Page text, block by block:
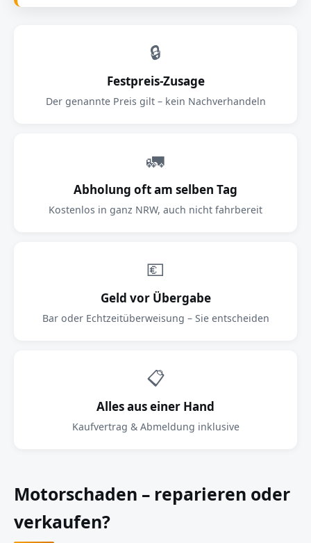
🔒
Festpreis-Zusage
Der genannte Preis gilt – kein Nachverhandeln
🚛
Abholung oft am selben Tag
Kostenlos in ganz NRW, auch nicht fahrbereit
💶
Geld vor Übergabe
Bar oder Echtzeitüberweisung – Sie entscheiden
📋
Alles aus einer Hand
Kaufvertrag & Abmeldung inklusive
Motorschaden – reparieren oder
verkaufen?